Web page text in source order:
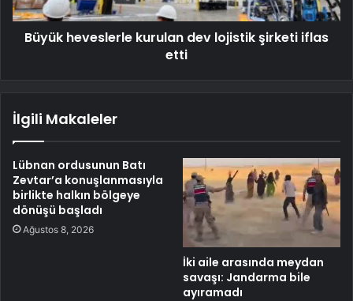
Büyük heveslerle kurulan dev lojistik şirketi iflas
etti
İlgili Makaleler
Lübnan ordusunun Batı
Zevtar’a konuşlanmasıyla
birlikte halkın bölgeye
dönüşü başladı
Ağustos 8, 2026
İki aile arasında meydan
savaşı: Jandarma bile
ayıramadı